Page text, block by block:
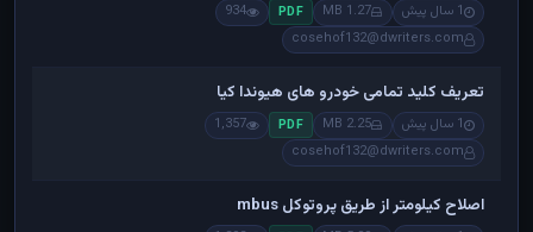
1 سال پیش 1.27 MB
PDF
934
cosehof132@dwriters.com
تعریف کلید تمامی خودرو های هیوندا کیا
1 سال پیش 2.25 MB
PDF
1,357
cosehof132@dwriters.com
اصلاح کیلومتر از طریق پروتوکل mbus